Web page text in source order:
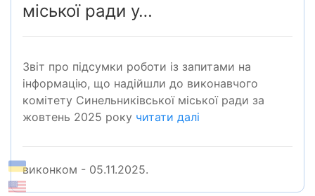
міської ради у…
Звіт про підсумки роботи із запитами на
інформацію, що надійшли до виконавчого
комітету Синельниківської міської ради за
жовтень 2025 року читати далі
виконком - 05.11.2025.